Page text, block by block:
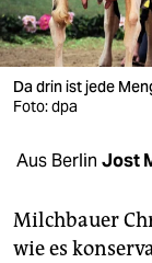
wahrheit
verlag
verlag
veranstaltungen
fragen & hilfe
Da drin ist jede
Foto: dpa
Aus Berlin Jost
Milchbauer
wie es